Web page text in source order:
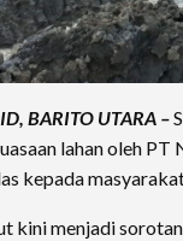
BARITO UTARA –
lahan oleh
kepada
kini menjadi